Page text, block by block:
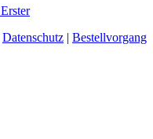
Datenschutz | Bestellvorgang